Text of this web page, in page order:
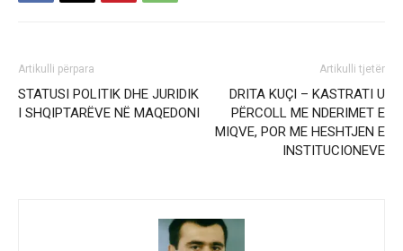
Artikulli përpara
STATUSI POLITIK DHE JURIDIK
I SHQIPTARËVE NË MAQEDONI
Artikulli tjetër
DRITA KUÇI – KASTRATI U
PËRCOLL ME NDERIMET E
MIQVE, POR ME HESHTJEN E
INSTITUCIONEVE